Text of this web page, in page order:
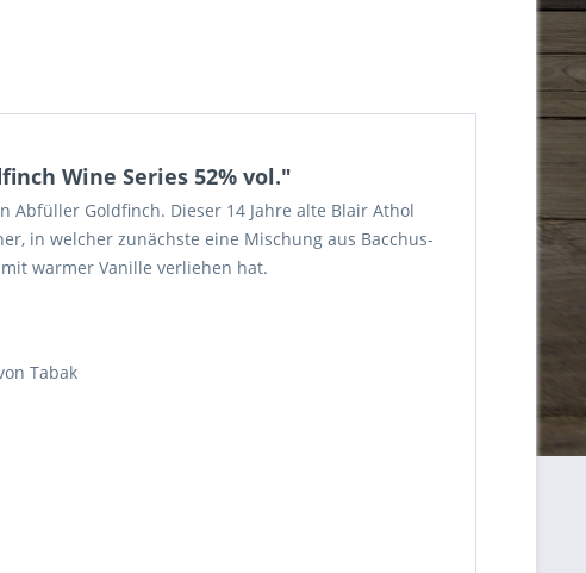
Wine Series 52% vol."
Abfüller Goldfinch. Dieser 14 Jahre alte Blair Athol
in welcher zunächste eine Mischung aus Bacchus-
warmer Vanille verliehen hat.
Tabak